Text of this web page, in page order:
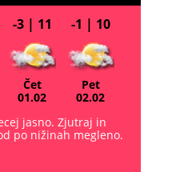
-3 | 11
Čet
01.02
-1 | 10
Pet
02.02
jasno. Zjutraj in
po nižinah megleno.